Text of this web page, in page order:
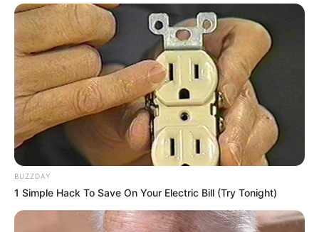
BUZZDAY
1 Simple Hack To Save On Your Electric Bill (Try Tonight)